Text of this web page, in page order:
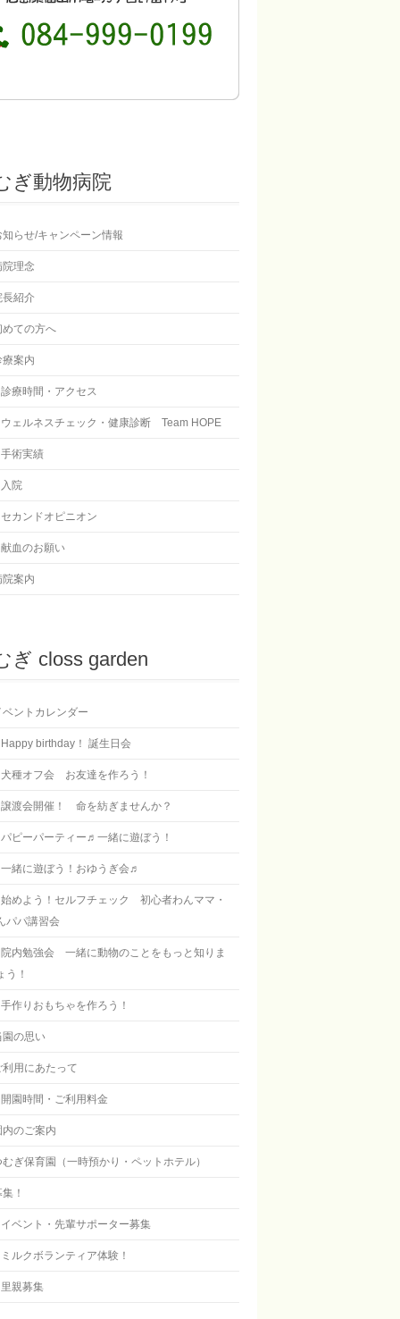
ぎ動物病院
知らせ/キャンペーン情報
院理念
長紹介
めての方へ
療案内
診療時間・アクセス
ウェルネスチェック・健康診断 Team HOPE
手術実績
入院
セカンドオピニオン
献血のお願い
院案内
ぎ closs garden
ベントカレンダー
Happy birthday！ 誕生日会
犬種オフ会 お友達を作ろう！
譲渡会開催！ 命を紡ぎませんか？
パピーパーティー♬一緒に遊ぼう！
一緒に遊ぼう！おゆうぎ会♬
始めよう！セルフチェック 初心者わんママ・
パパ講習会
院内勉強会 一緒に動物のことをもっと知りま
う！
手作りおもちゃを作ろう！
園の思い
利用にあたって
開園時間・ご利用料金
内のご案内
むぎ保育園（一時預かり・ペットホテル）
！
イベント・先輩サポーター募集
ミルクボランティア体験！
里親募集